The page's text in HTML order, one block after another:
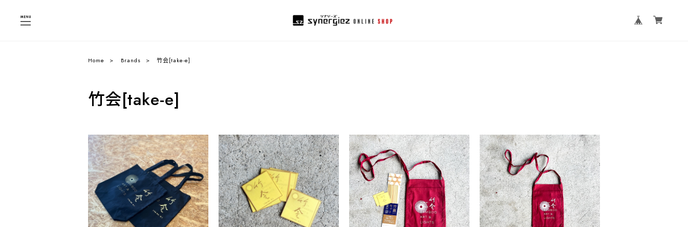
Home Brands 竹会[take-e]
竹会[take-e]